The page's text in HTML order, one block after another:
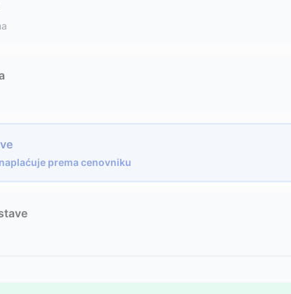
prema cenovniku